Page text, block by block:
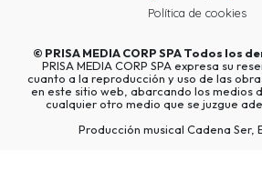
Política de cookies
© PRISA MEDIA CORP SPATodos los
PRISA MEDIA CORP SPA expresa su
cuanto a la reproducción y uso de las
en este sitio web, abarcando los medios
cualquier otro medio que se juzgue
Producción musical Cadena Ser,